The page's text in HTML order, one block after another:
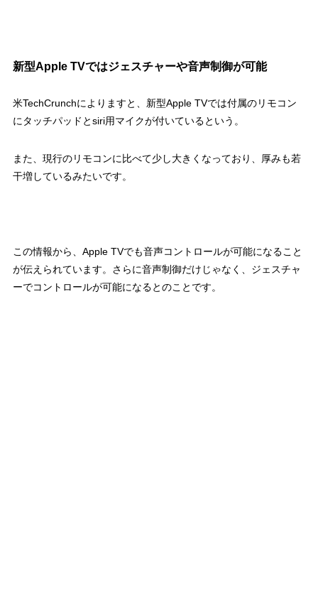
新型Apple TVではジェスチャーや音声制御が可能
米TechCrunchによりますと、新型Apple TVでは付属のリモコン
にタッチパッドとsiri用マイクが付いているという。
また、現行のリモコンに比べて少し大きくなっており、厚みも若
干増しているみたいです。
この情報から、Apple TVでも音声コントロールが可能になること
が伝えられています。さらに音声制御だけじゃなく、ジェスチャ
ーでコントロールが可能になるとのことです。